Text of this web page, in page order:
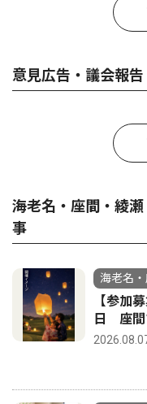
意見広告・議会報告
海老名・座間・綾
事
海老名
【参加
日 座間